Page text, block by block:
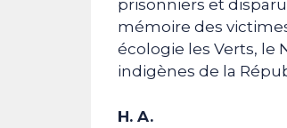
prisonniers et
mémoire des
écologie les Verts, le
indigènes de la
H. A.